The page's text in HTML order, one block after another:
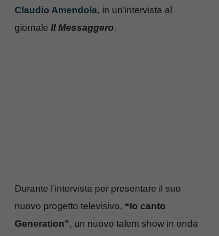
Claudio Amendola, in un’intervista al
giornale Il Messaggero.
Durante l’intervista per presentare il suo
nuovo progetto televisivo, “Io canto
Generation”, un nuovo talent show in onda